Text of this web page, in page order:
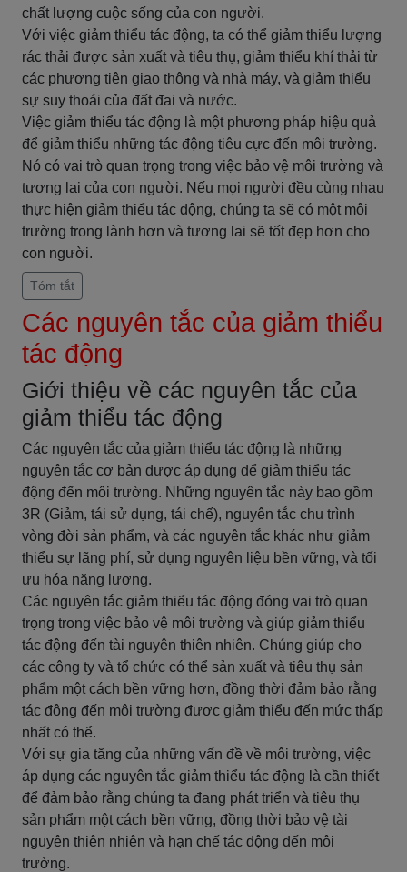
chất lượng cuộc sống của con người.
Với việc giảm thiểu tác động, ta có thể giảm thiểu lượng
rác thải được sản xuất và tiêu thụ, giảm thiểu khí thải từ
các phương tiện giao thông và nhà máy, và giảm thiểu
sự suy thoái của đất đai và nước.
Việc giảm thiểu tác động là một phương pháp hiệu quả
để giảm thiểu những tác động tiêu cực đến môi trường.
Nó có vai trò quan trọng trong việc bảo vệ môi trường và
tương lai của con người. Nếu mọi người đều cùng nhau
thực hiện giảm thiểu tác động, chúng ta sẽ có một môi
trường trong lành hơn và tương lai sẽ tốt đẹp hơn cho
con người.
Tóm tắt
Các nguyên tắc của giảm thiểu
tác động
Giới thiệu về các nguyên tắc của
giảm thiểu tác động
Các nguyên tắc của giảm thiểu tác động là những
nguyên tắc cơ bản được áp dụng để giảm thiểu tác
động đến môi trường. Những nguyên tắc này bao gồm
3R (Giảm, tái sử dụng, tái chế), nguyên tắc chu trình
vòng đời sản phẩm, và các nguyên tắc khác như giảm
thiểu sự lãng phí, sử dụng nguyên liệu bền vững, và tối
ưu hóa năng lượng.
Các nguyên tắc giảm thiểu tác động đóng vai trò quan
trọng trong việc bảo vệ môi trường và giúp giảm thiểu
tác động đến tài nguyên thiên nhiên. Chúng giúp cho
các công ty và tổ chức có thể sản xuất và tiêu thụ sản
phẩm một cách bền vững hơn, đồng thời đảm bảo rằng
tác động đến môi trường được giảm thiểu đến mức thấp
nhất có thể.
Với sự gia tăng của những vấn đề về môi trường, việc
áp dụng các nguyên tắc giảm thiểu tác động là cần thiết
để đảm bảo rằng chúng ta đang phát triển và tiêu thụ
sản phẩm một cách bền vững, đồng thời bảo vệ tài
nguyên thiên nhiên và hạn chế tác động đến môi
trường.